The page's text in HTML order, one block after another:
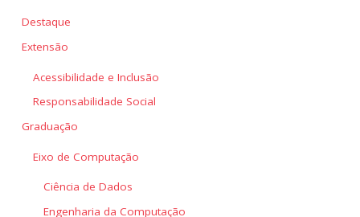
Destaque
Extensão
Acessibilidade e Inclusão
Responsabilidade Social
Graduação
Eixo de Computação
Ciência de Dados
Engenharia da Computação